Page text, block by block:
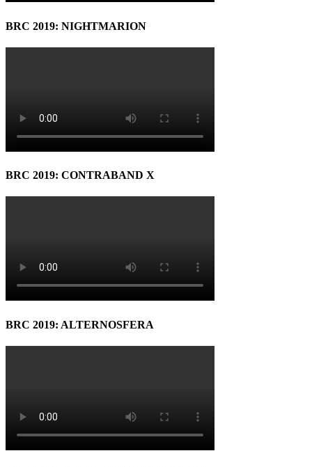
BRC 2019: NIGHTMARION
BRC 2019: CONTRABAND X
BRC 2019: ALTERNOSFERA